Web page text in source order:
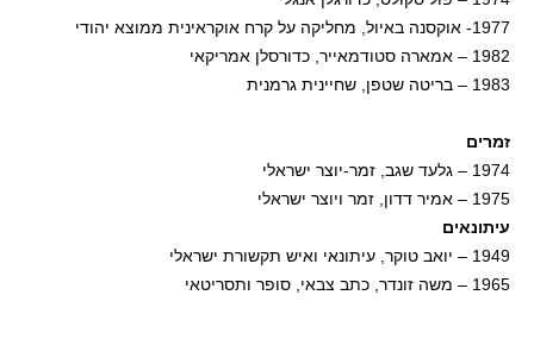
1977- אוקסנה באיול, מחליקה על קרח אוקראינית ממוצא יהודי
1982 – אמארה סטודמאייר, כדורסלן אמריקאי
1983 – בריטה שטפן, שחיינית גרמנית
זמרים
1974 – גלעד שגב, זמר-יוצר ישראלי
1975 – אמיר דדון, זמר ויוצר ישראלי
עיתונאים
1949 – יואב טוקר, עיתונאי ואיש תקשורת ישראלי
1965 – משה זונדר, כתב צבאי, סופר ותסריטאי